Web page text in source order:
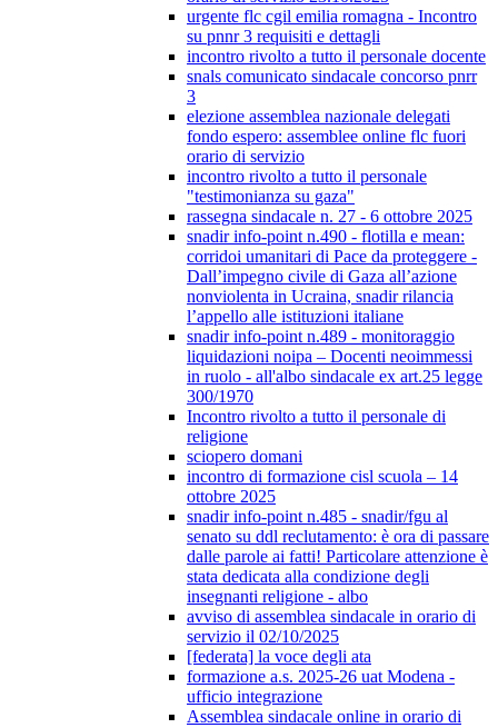
urgente flc cgil emilia romagna - Incontro
su pnnr 3 requisiti e dettagli
incontro rivolto a tutto il personale docente
snals comunicato sindacale concorso pnrr
3
elezione assemblea nazionale delegati
fondo espero: assemblee online flc fuori
orario di servizio
incontro rivolto a tutto il personale
"testimonianza su gaza"
rassegna sindacale n. 27 - 6 ottobre 2025
snadir info-point n.490 - flotilla e mean:
corridoi umanitari di Pace da proteggere -
Dall’impegno civile di Gaza all’azione
nonviolenta in Ucraina, snadir rilancia
l’appello alle istituzioni italiane
snadir info-point n.489 - monitoraggio
liquidazioni noipa – Docenti neoimmessi
in ruolo - all'albo sindacale ex art.25 legge
300/1970
Incontro rivolto a tutto il personale di
religione
sciopero domani
incontro di formazione cisl scuola – 14
ottobre 2025
snadir info-point n.485 - snadir/fgu al
senato su ddl reclutamento: è ora di passare
dalle parole ai fatti! Particolare attenzione è
stata dedicata alla condizione degli
insegnanti religione - albo
avviso di assemblea sindacale in orario di
servizio il 02/10/2025
[federata] la voce degli ata
formazione a.s. 2025-26 uat Modena -
ufficio integrazione
Assemblea sindacale online in orario di